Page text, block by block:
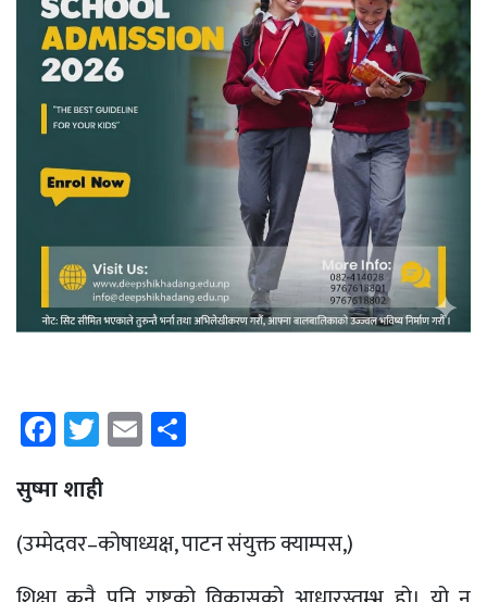
Facebook
Twitter
Email
सुष्मा शाही
(उम्मेदवर–कोषाध्यक्ष, पाटन संयुक्त क्याम्पस,)